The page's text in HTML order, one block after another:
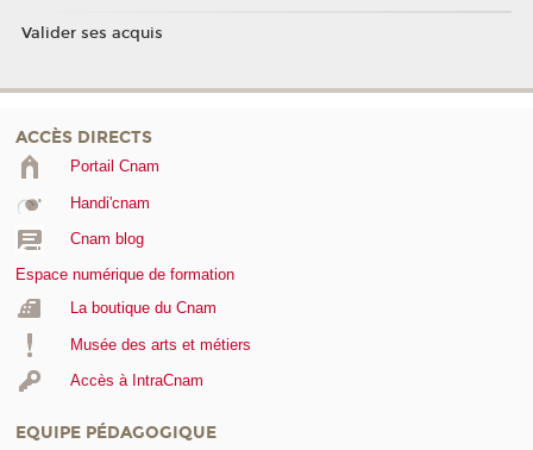
Valider ses acquis
ACCÈS DIRECTS
Portail Cnam
Handi'cnam
Cnam blog
Espace numérique de formation
La boutique du Cnam
Musée des arts et métiers
Accès à IntraCnam
EQUIPE PÉDAGOGIQUE